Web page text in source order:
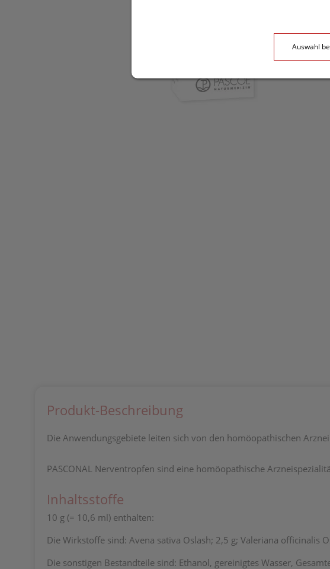
Produkt-Beschreibung
Die Anwendungsgebiete leiten sich von den homöopathischen
PASCONAL Nerventropfen sind eine homöopathische
Inhaltsstoffe
10 g (= 10,6 ml) enthalten:
Die Wirkstoffe sind: Avena sativa Oslash; 2,5 g; Valeriana officinalis
Die sonstigen Bestandteile sind: Ethanol, gereinigtes Wasser,
Auswahl